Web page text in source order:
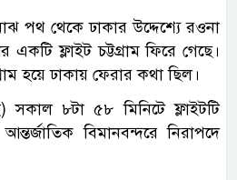
পথ থেকে ঢাকার উদ্দেশ্যে রওনা
একটি ফ্লাইট চট্টগ্রাম ফিরে গেছে।
হয়ে ঢাকায় ফেরার কথা ছিল।
৮টা ৫৮ মিনিটে ফ্লাইটটি
বিমানবন্দরে নিরাপদে